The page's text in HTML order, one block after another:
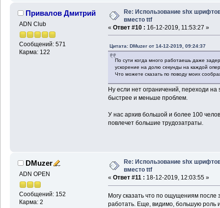
Привалов Дмитрий
ADN Club
Сообщений: 571
Карма: 122
Re: Использование shx
вместо ttf
« Ответ #10 : 16-12-2019, 11:53:27 »
Цитата: DMuzer от 14-12-2019, 09:24:37
По сути когда много работаешь даже
ускорение на долю секунды на каждой
Что можете сказать по поводу моих
Ну если нет ограничений, переходи на
быстрее и меньше проблем.
У нас архив большой и более 100
повлечет большие трудозатраты.
DMuzer
ADN OPEN
Сообщений: 152
Карма: 2
Re: Использование shx
вместо ttf
« Ответ #11 : 18-12-2019, 12:03:55 »
Могу сказать что по ощущениям
работать. Еще, видимо, большую роль